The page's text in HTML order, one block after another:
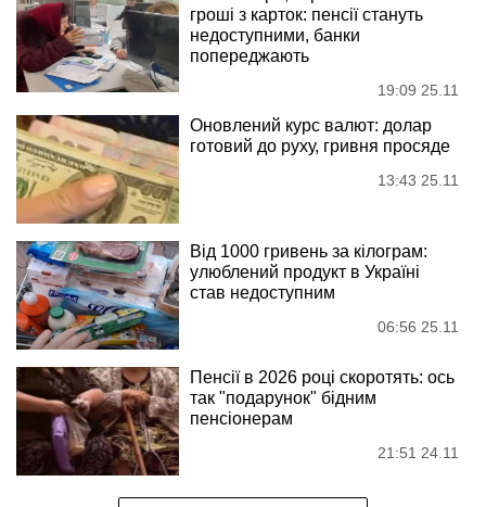
гроші з карток: пенсії стануть
недоступними, банки
попереджають
19:09 25.11
Оновлений курс валют: долар
готовий до руху, гривня просяде
13:43 25.11
Від 1000 гривень за кілограм:
улюблений продукт в Україні
став недоступним
06:56 25.11
Пенсії в 2026 році скоротять: ось
так "подарунок" бідним
пенсіонерам
21:51 24.11